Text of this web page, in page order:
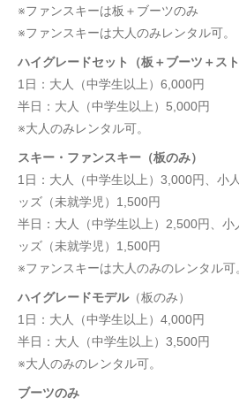
※ファンスキーは板＋ブーツのみ
※ファンスキーは大人のみレンタル可。
ハイグレードセット（板＋ブーツ＋スト
1日：大人（中学生以上）6,000円
半日：大人（中学生以上）5,000円
※大人のみレンタル可。
スキー・ファンスキー（板のみ）
1日：大人（中学生以上）3,000円、小
ッズ（未就学児）1,500円
半日：大人（中学生以上）2,500円、
ッズ（未就学児）1,500円
※ファンスキーは大人のみのレンタル可
ハイグレードモデル（板のみ）
1日：大人（中学生以上）4,000円
半日：大人（中学生以上）3,500円
※大人のみのレンタル可。
ブーツのみ